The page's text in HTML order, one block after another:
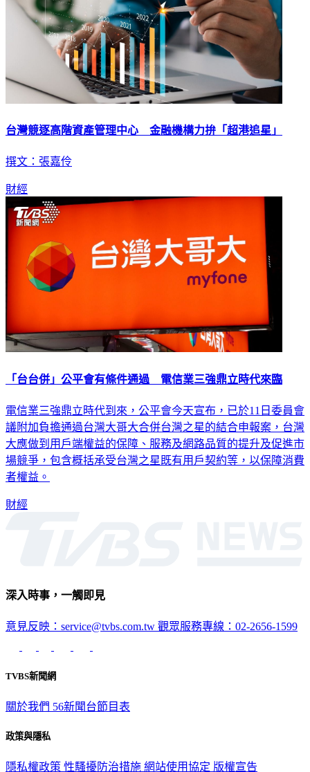
台灣競逐高階資產管理中心 金融機構力拚「超港追星」
撰文：張嘉伶
財經
「台台併」公平會有條件通過 電信業三強鼎立時代來臨
電信業三強鼎立時代到來，公平會今天宣布，已於11日委員會
議附加負擔通過台灣大哥大合併台灣之星的結合申報案，台灣
大應做到用戶端權益的保障、服務及網路品質的提升及促進市
場競爭，包含概括承受台灣之星既有用戶契約等，以保障消費
者權益。
財經
深入時事，一觸即見
意見反映：service@tvbs.com.tw 觀眾服務專線：02-2656-1599
TVBS新聞網
關於我們 56新聞台節目表
政策與隱私
隱私權政策 性騷擾防治措施 網站使用協定 版權宣告